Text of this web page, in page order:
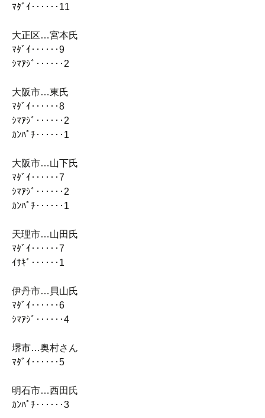
ﾏﾀﾞｲ‥‥‥11
大正区…宮本氏
ﾏﾀﾞｲ‥‥‥9
ｼﾏｱｼﾞ‥‥‥2
大阪市…東氏
ﾏﾀﾞｲ‥‥‥8
ｼﾏｱｼﾞ‥‥‥2
ｶﾝﾊﾟﾁ‥‥‥1
大阪市…山下氏
ﾏﾀﾞｲ‥‥‥7
ｼﾏｱｼﾞ‥‥‥2
ｶﾝﾊﾟﾁ‥‥‥1
天理市…山田氏
ﾏﾀﾞｲ‥‥‥7
ｲｻｷﾞ‥‥‥1
伊丹市…貝山氏
ﾏﾀﾞｲ‥‥‥6
ｼﾏｱｼﾞ‥‥‥4
堺市…奥村さん
ﾏﾀﾞｲ‥‥‥5
明石市…西田氏
ｶﾝﾊﾟﾁ‥‥‥3